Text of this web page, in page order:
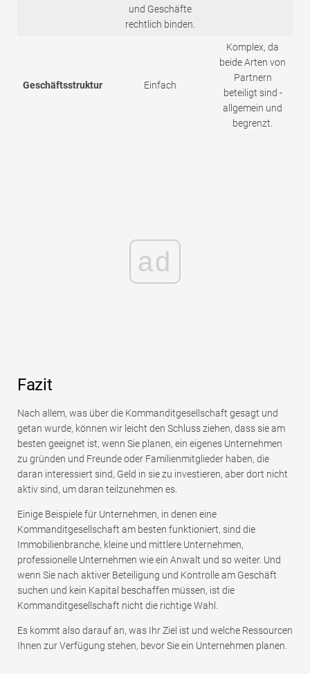
und Geschäfte
rechtlich binden.
Geschäftsstruktur Einfach
Komplex, da
beide Arten von
Partnern
beteiligt sind -
allgemein und
begrenzt.
ad
Fazit
Nach allem, was über die Kommanditgesellschaft gesagt und
getan wurde, können wir leicht den Schluss ziehen, dass sie am
besten geeignet ist, wenn Sie planen, ein eigenes Unternehmen
zu gründen und Freunde oder Familienmitglieder haben, die
daran interessiert sind, Geld in sie zu investieren, aber dort nicht
aktiv sind, um daran teilzunehmen es.
Einige Beispiele für Unternehmen, in denen eine
Kommanditgesellschaft am besten funktioniert, sind die
Immobilienbranche, kleine und mittlere Unternehmen,
professionelle Unternehmen wie ein Anwalt und so weiter. Und
wenn Sie nach aktiver Beteiligung und Kontrolle am Geschäft
suchen und kein Kapital beschaffen müssen, ist die
Kommanditgesellschaft nicht die richtige Wahl.
Es kommt also darauf an, was Ihr Ziel ist und welche Ressourcen
Ihnen zur Verfügung stehen, bevor Sie ein Unternehmen planen.